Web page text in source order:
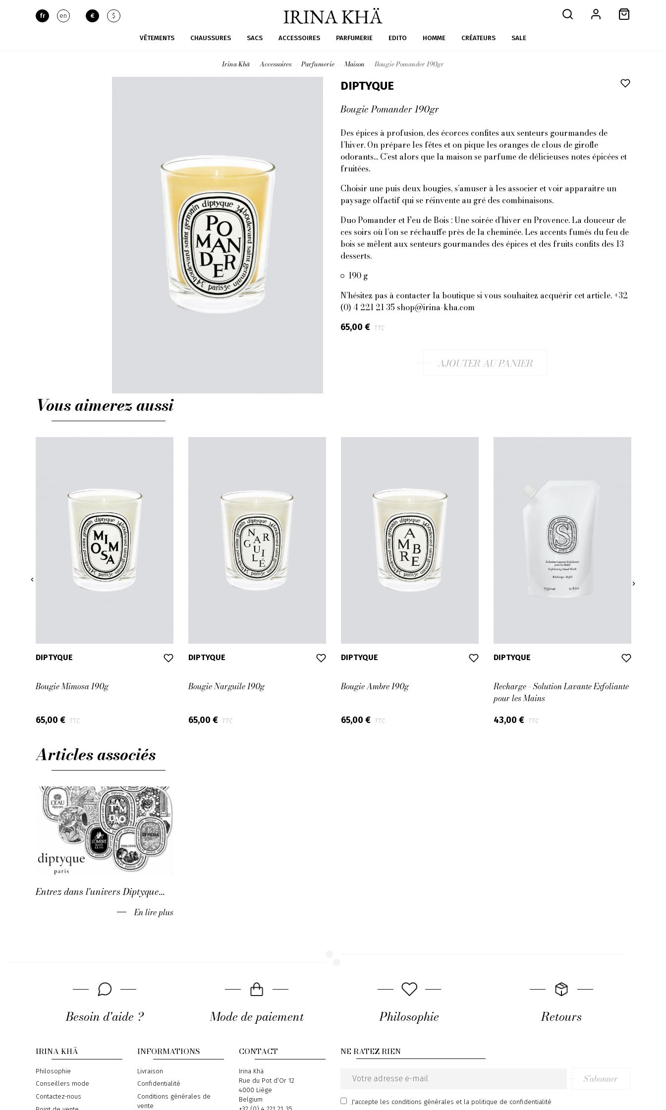
fr en € $
VÊTEMENTS CHAUSSURES SACS ACCESSOIRES PARFUMERIE EDITO HOMME CRÉATEURS SALE
Irina Khä Accessoires Parfumerie Maison Bougie Pomander 190gr
DIPTYQUE
Bougie Pomander 190gr
Des épices à profusion, des écorces confites aux senteurs gourmandes de
l’hiver. On prépare les fêtes et on pique les oranges de clous de girofle
odorants... C’est alors que la maison se parfume de délicieuses notes épicées et
fruitées.
Choisir une puis deux bougies, s’amuser à les associer et voir apparaitre un
paysage olfactif qui se réinvente au gré des combinaisons.
Duo Pomander et Feu de Bois : Une soirée d’hiver en Provence. La douceur de
ces soirs où l’on se réchauffe près de la cheminée. Les accents fumés du feu de
bois se mêlent aux senteurs gourmandes des épices et des fruits confits des 13
desserts.
190 g
N’hésitez pas à contacter la boutique si vous souhaitez acquérir cet article. +32
(0) 4 221 21 35 shop@irina-kha.com
65,00 € TTC
AJOUTER AU PANIER
Vous aimerez aussi

DIPTYQUE
Bougie Mimosa 190g
65,00 € TTC
DIPTYQUE
Bougie Narguile 190g
65,00 € TTC
DIPTYQUE
Bougie Ambre 190g
65,00 € TTC
DIPTYQUE
Recharge - Solution Lavante Exfoliante
pour les Mains
43,00 € TTC

Articles associés
Entrez dans l'univers Diptyque...
En lire plus
NE RATEZ RIEN
Email
address
S’abonner
J'accepte les conditions générales et la politique de confidentialité
Besoin d'aide ? Mode de paiement Philosophie Retours
IRINA KHÄ
Philosophie
Conseillers mode
Contactez-nous
INFORMATIONS
Livraison
Confidentialité
Conditions générales de
vente
CONTACT
Address
Irina Khä
Rue du Pot d’Or 12
4000 Liège
Belgium
Phone